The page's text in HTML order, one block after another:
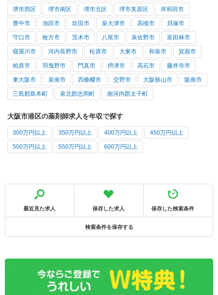
堺市西区 堺市南区 堺市北区 堺市美原区 岸和田市
豊中市 池田市 吹田市 泉大津市 高槻市 貝塚市
守口市 枚方市 茨木市 八尾市 泉佐野市 富田林市
寝屋川市 河内長野市 松原市 大東市 和泉市 箕面市
柏原市 羽曳野市 門真市 摂津市 高石市 藤井寺市
東大阪市 泉南市 四條畷市 交野市 大阪狭山市 阪南市
三島郡島本町 泉北郡忠岡町 南河内郡太子町
大阪市港区の薬剤師求人を年収で探す
300万円以上 350万円以上 400万円以上 450万円以上
500万円以上 550万円以上 600万円以上
最近見た求人 保存した求人 保存した検索条件
検索条件を保存する